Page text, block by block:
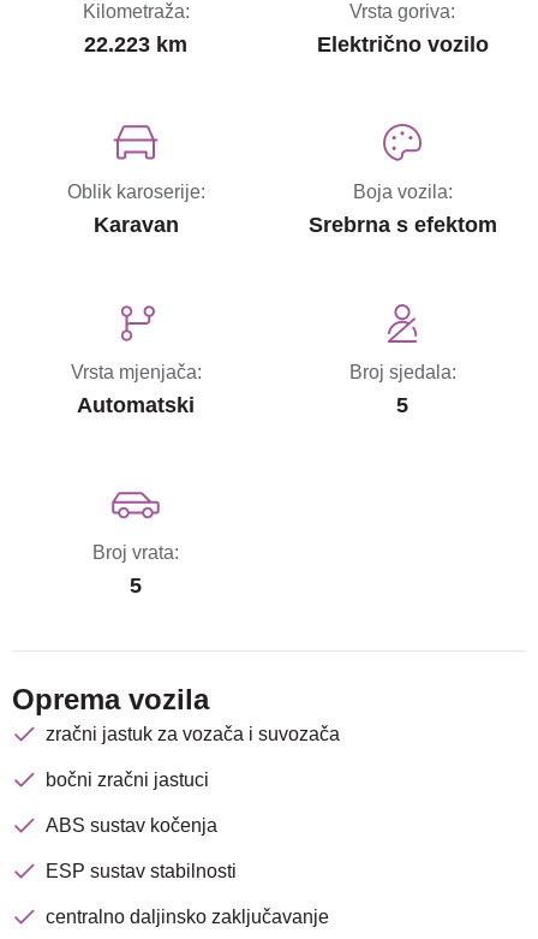
Kilometraža:
22.223 km
Vrsta goriva:
Električno vozilo
Oblik karoserije:
Karavan
Boja vozila:
Srebrna s efektom
Vrsta mjenjača:
Automatski
Broj sjedala:
5
Broj vrata:
5
Oprema vozila
zračni jastuk za vozača i suvozača
bočni zračni jastuci
ABS sustav kočenja
ESP sustav stabilnosti
centralno daljinsko zaključavanje